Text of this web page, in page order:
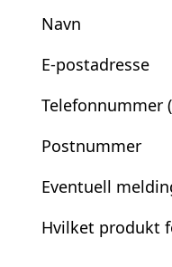
Navn
E-postadresse
Telefonnummer
Postnummer
Eventuell
Hvilket produkt